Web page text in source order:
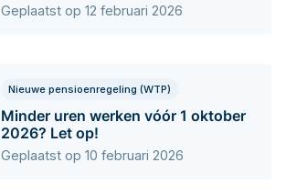
Geplaatst op 12 februari 2026
Nieuwe pensioenregeling (WTP)
Minder uren werken vóór 1 oktober
2026? Let op!
Geplaatst op 10 februari 2026